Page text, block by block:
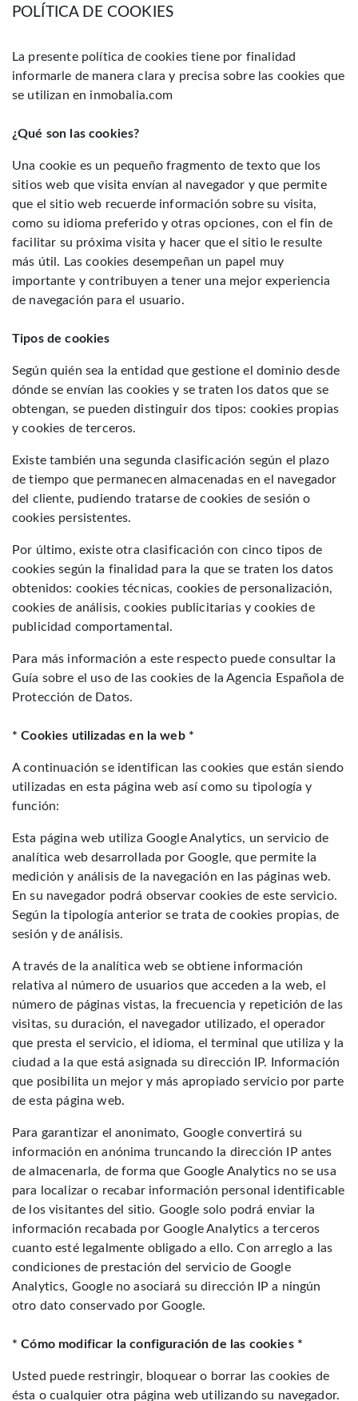
POLÍTICA DE COOKIES
La presente política de cookies tiene por finalidad
informarle de manera clara y precisa sobre las cookies que
se utilizan en inmobalia.com
¿Qué son las cookies?
Una cookie es un pequeño fragmento de texto que los
sitios web que visita envían al navegador y que permite
que el sitio web recuerde información sobre su visita,
como su idioma preferido y otras opciones, con el fin de
facilitar su próxima visita y hacer que el sitio le resulte
más útil. Las cookies desempeñan un papel muy
importante y contribuyen a tener una mejor experiencia
de navegación para el usuario.
Tipos de cookies
Según quién sea la entidad que gestione el dominio desde
dónde se envían las cookies y se traten los datos que se
obtengan, se pueden distinguir dos tipos: cookies propias
y cookies de terceros.
Existe también una segunda clasificación según el plazo
de tiempo que permanecen almacenadas en el navegador
del cliente, pudiendo tratarse de cookies de sesión o
cookies persistentes.
Por último, existe otra clasificación con cinco tipos de
cookies según la finalidad para la que se traten los datos
obtenidos: cookies técnicas, cookies de personalización,
cookies de análisis, cookies publicitarias y cookies de
publicidad comportamental.
Para más información a este respecto puede consultar la
Guía sobre el uso de las cookies de la Agencia Española de
Protección de Datos.
* Cookies utilizadas en la web *
A continuación se identifican las cookies que están siendo
utilizadas en esta página web así como su tipología y
función:
Esta página web utiliza Google Analytics, un servicio de
analítica web desarrollada por Google, que permite la
medición y análisis de la navegación en las páginas web.
En su navegador podrá observar cookies de este servicio.
Según la tipología anterior se trata de cookies propias, de
sesión y de análisis.
A través de la analítica web se obtiene información
relativa al número de usuarios que acceden a la web, el
número de páginas vistas, la frecuencia y repetición de las
visitas, su duración, el navegador utilizado, el operador
que presta el servicio, el idioma, el terminal que utiliza y la
ciudad a la que está asignada su dirección IP. Información
que posibilita un mejor y más apropiado servicio por parte
de esta página web.
Para garantizar el anonimato, Google convertirá su
información en anónima truncando la dirección IP antes
de almacenarla, de forma que Google Analytics no se usa
para localizar o recabar información personal identificable
de los visitantes del sitio. Google solo podrá enviar la
información recabada por Google Analytics a terceros
cuanto esté legalmente obligado a ello. Con arreglo a las
condiciones de prestación del servicio de Google
Analytics, Google no asociará su dirección IP a ningún
otro dato conservado por Google.
* Cómo modificar la configuración de las cookies *
Usted puede restringir, bloquear o borrar las cookies de
ésta o cualquier otra página web utilizando su navegador.